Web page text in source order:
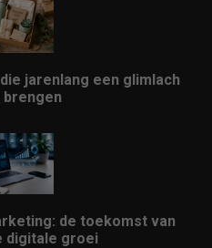
jarenlang een glimlach
brengen
de toekomst van
digitale groei